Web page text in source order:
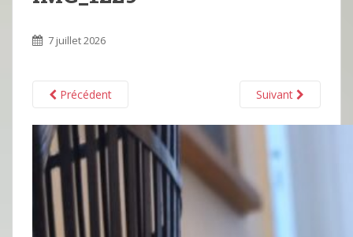
7 juillet 2026
Précédent Suivant